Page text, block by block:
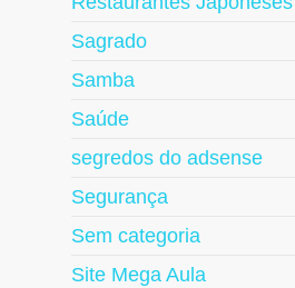
Sagrado
Samba
Saúde
segredos do adsense
Segurança
Sem categoria
Site Mega Aula